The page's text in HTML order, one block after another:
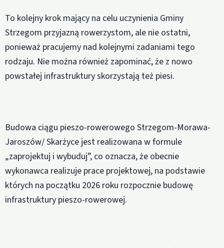
To kolejny krok mający na celu uczynienia Gminy
Strzegom przyjazną rowerzystom, ale nie ostatni,
ponieważ pracujemy nad kolejnymi zadaniami tego
rodzaju. Nie można również zapominać, że z nowo
powstałej infrastruktury skorzystają też piesi.
Budowa ciągu pieszo-rowerowego Strzegom-Morawa-
Jaroszów/ Skarżyce jest realizowana w formule
„zaprojektuj i wybuduj”, co oznacza, że obecnie
wykonawca realizuje prace projektowej, na podstawie
których na początku 2026 roku rozpocznie budowę
infrastruktury pieszo-rowerowej.